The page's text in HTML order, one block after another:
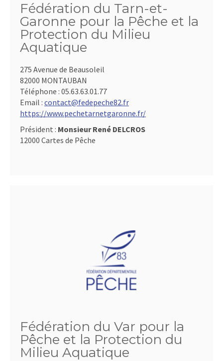
Fédération du Tarn-et-
Garonne pour la Pêche et la
Protection du Milieu
Aquatique
275 Avenue de Beausoleil
82000 MONTAUBAN
Téléphone : 05.63.63.01.77
Email : contact@fedepeche82.fr
https://www.pechetarnetgaronne.fr/
Président : Monsieur René DELCROS
12000 Cartes de Pêche
Fédération du Var pour la
Pêche et la Protection du
Milieu Aquatique